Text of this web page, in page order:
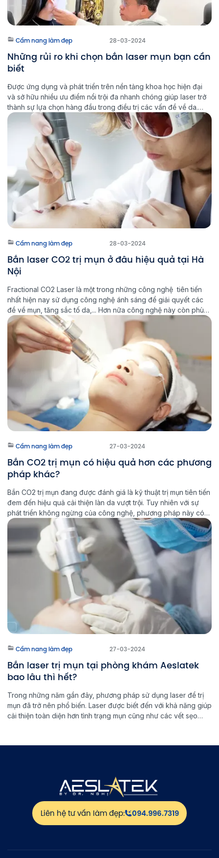
Cẩm nang làm đẹp 28-03-2024
Những rủi ro khi chọn bắn laser mụn bạn cần
biết
Được ứng dụng và phát triển trên nền tảng khoa học hiện đại
và sở hữu nhiều ưu điểm nổi trội đa nhanh chóng giúp laser trở
thành sự lựa chọn hàng đầu trong điều trị các vấn đề về da.
Bạn có thể dễ dàng tìm thấy cả trăm lý do nên lựa chọn […]
Cẩm nang làm đẹp 28-03-2024
Bắn laser CO2 trị mụn ở đâu hiệu quả tại Hà
Nội
Fractional CO2 Laser là một trong những công nghệ tiên tiến
nhất hiện nay sử dụng công nghệ ánh sáng để giải quyết các
đề về mụn, tăng sắc tố da,... Hơn nữa công nghệ này còn phù
hợp với hầu hết mọi loại da và đảm bảo an toàn, giảm thiểu tối
đa mọi […]
Cẩm nang làm đẹp 27-03-2024
Bắn CO2 trị mụn có hiệu quả hơn các phương
pháp khác?
Bắn CO2 trị mụn đang được đánh giá là kỹ thuật trị mụn tiên tiến
đem đến hiệu quả cải thiện làn da vượt trội. Tuy nhiên với sự
phát triển không ngừng của công nghệ, phương pháp này có
còn tối ưu hay không? Liệu bạn có thực sự cần sử dụng laser
Cẩm nang làm đẹp 27-03-2024
Bắn laser trị mụn tại phòng khám Aeslatek
bao lâu thì hết?
Trong những năm gần đây, phương pháp sử dụng laser để trị
mụn đã trở nên phổ biến. Laser được biết đến với khả năng giúp
cải thiện toàn diện hơn tình trạng mụn cũng như các vết sẹo
Liên hệ tư vấn làm đẹp: 094.996.7319